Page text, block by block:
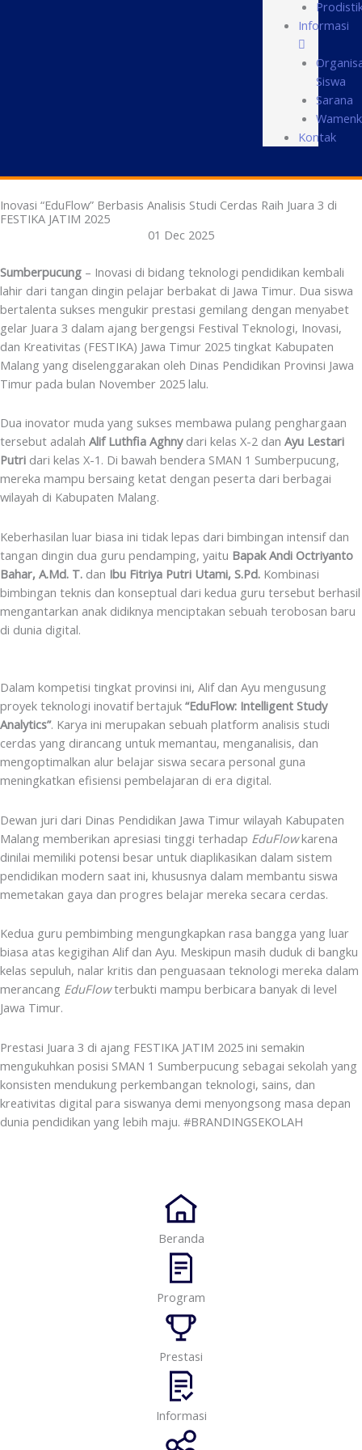
Informasi
Siswa
Sarana
Kontak
Inovasi “EduFlow” Berbasis Analisis Studi Cerdas Raih Juara 3 di
FESTIKA JATIM 2025
01 Dec 2025
Sumberpucung – Inovasi di bidang teknologi pendidikan kembali
lahir dari tangan dingin pelajar berbakat di Jawa Timur. Dua siswa
bertalenta sukses mengukir prestasi gemilang dengan menyabet
gelar Juara 3 dalam ajang bergengsi Festival Teknologi, Inovasi,
dan Kreativitas (FESTIKA) Jawa Timur 2025 tingkat Kabupaten
Malang yang diselenggarakan oleh Dinas Pendidikan Provinsi Jawa
Timur pada bulan November 2025 lalu.
Dua inovator muda yang sukses membawa pulang penghargaan
tersebut adalah Alif Luthfia Aghnydari kelas X-2 dan Ayu Lestari
Putri dari kelas X-1. Di bawah bendera SMAN 1 Sumberpucung,
mereka mampu bersaing ketat dengan peserta dari berbagai
wilayah di Kabupaten Malang.
Keberhasilan luar biasa ini tidak lepas dari bimbingan intensif dan
tangan dingin dua guru pendamping, yaitu Bapak Andi Octriyanto
Bahar, A.Md. T. dan Ibu Fitriya Putri Utami, S.Pd. Kombinasi
bimbingan teknis dan konseptual dari kedua guru tersebut berhasil
mengantarkan anak didiknya menciptakan sebuah terobosan baru
di dunia digital.
Dalam kompetisi tingkat provinsi ini, Alif dan Ayu mengusung
proyek teknologi inovatif bertajuk “EduFlow: Intelligent Study
Analytics”. Karya ini merupakan sebuah platform analisis studi
cerdas yang dirancang untuk memantau, menganalisis, dan
mengoptimalkan alur belajar siswa secara personal guna
meningkatkan efisiensi pembelajaran di era digital.
Dewan juri dari Dinas Pendidikan Jawa Timur wilayah Kabupaten
Malang memberikan apresiasi tinggi terhadap EduFlowkarena
dinilai memiliki potensi besar untuk diaplikasikan dalam sistem
pendidikan modern saat ini, khususnya dalam membantu siswa
memetakan gaya dan progres belajar mereka secara cerdas.
Kedua guru pembimbing mengungkapkan rasa bangga yang luar
biasa atas kegigihan Alif dan Ayu. Meskipun masih duduk di bangku
kelas sepuluh, nalar kritis dan penguasaan teknologi mereka dalam
merancang EduFlowterbukti mampu berbicara banyak di level
Jawa Timur.
Prestasi Juara 3 di ajang FESTIKA JATIM 2025 ini semakin
mengukuhkan posisi SMAN 1 Sumberpucung sebagai sekolah yang
konsisten mendukung perkembangan teknologi, sains, dan
kreativitas digital para siswanya demi menyongsong masa depan
dunia pendidikan yang lebih maju. #BRANDINGSEKOLAH
Beranda
Program
Prestasi
Informasi